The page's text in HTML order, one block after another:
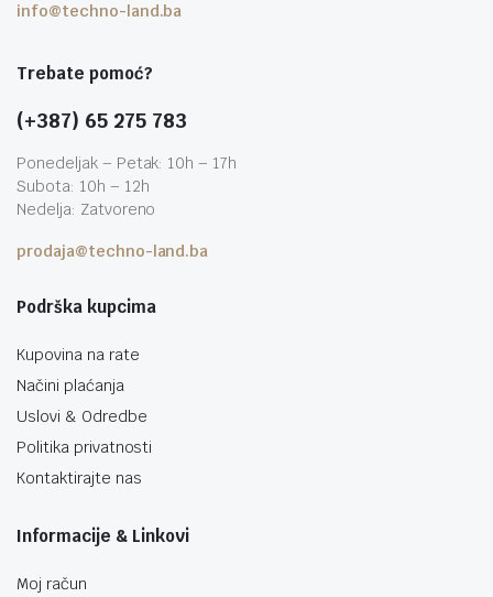
info@techno-land.ba
Trebate pomoć?
(+387) 65 275 783
Ponedeljak – Petak: 10h – 17h
Subota: 10h – 12h
Nedelja: Zatvoreno
prodaja@techno-land.ba
Podrška kupcima
Kupovina na rate
Načini plaćanja
Uslovi & Odredbe
Politika privatnosti
Kontaktirajte nas
Informacije & Linkovi
Moj račun